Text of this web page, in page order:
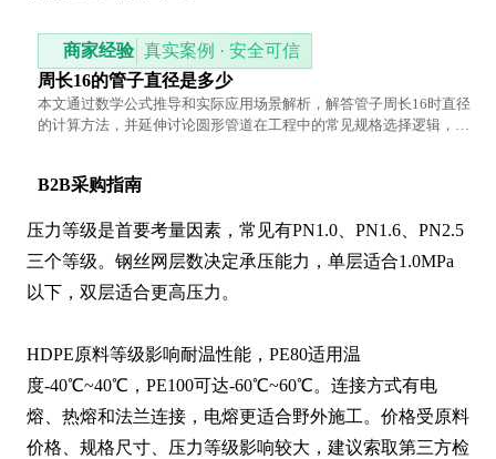
商家经验 真实案例 · 安全可信
周长16的管子直径是多少
本文通过数学公式推导和实际应用场景解析，解答管子周长16时直径
的计算方法，并延伸讨论圆形管道在工程中的常见规格选择逻辑，帮
B2B采购指南
压力等级是首要考量因素，常见有PN1.0、PN1.6、PN2.5
三个等级。钢丝网层数决定承压能力，单层适合1.0MPa
以下，双层适合更高压力。
HDPE原料等级影响耐温性能，PE80适用温
度-40℃~40℃，PE100可达-60℃~60℃。连接方式有电
熔、热熔和法兰连接，电熔更适合野外施工。价格受原料
价格、规格尺寸、压力等级影响较大，建议索取第三方检